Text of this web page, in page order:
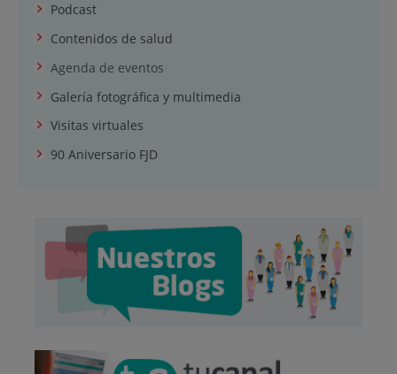
Podcast
Contenidos de salud
Agenda de eventos
Galería fotográfica y multimedia
Visitas virtuales
90 Aniversario FJD